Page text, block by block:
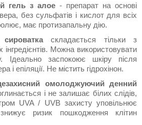
гель з алое - препарат на основі
без сульфатів і кислот для всіх
має протизапальну дію.
складається тільки з
Можна використовувати
Ідеально заспокоює шкіру після
і епіляції. Не містить гідрохінон.
омолоджуючий денний
і не залишає білих слідів,
UVA / UVB захисту уповільнює
ризик пошкодження клітин